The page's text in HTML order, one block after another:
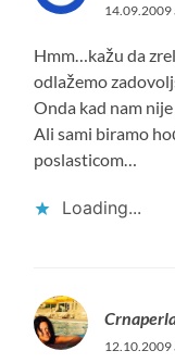
14.09.2009
Hmm…kažu da
odlažemo
Onda kad nam
Ali sami biramo
poslasticom…
Loading...
12.10.2009